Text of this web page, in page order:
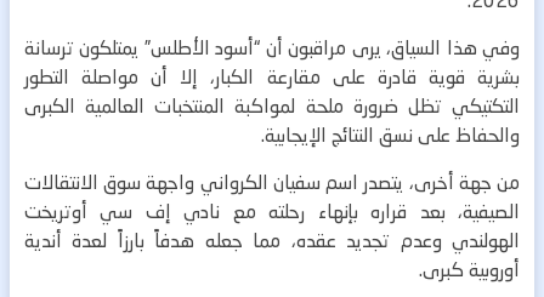
وفي هذا السياق، يرى مراقبون أن “أسود الأطلس” يمتلكون ترسانة
بشرية قوية قادرة على مقارعة الكبار، إلا أن مواصلة التطور
التكتيكي تظل ضرورة ملحة لمواكبة المنتخبات العالمية الكبرى
والحفاظ على نسق النتائج الإيجابية.
من جهة أخرى، يتصدر اسم سفيان الكرواني واجهة سوق الانتقالات
الصيفية، بعد قراره بإنهاء رحلته مع نادي إف سي أوتريخت
الهولندي وعدم تجديد عقده، مما جعله هدفاً بارزاً لعدة أندية
أوروبية كبرى.